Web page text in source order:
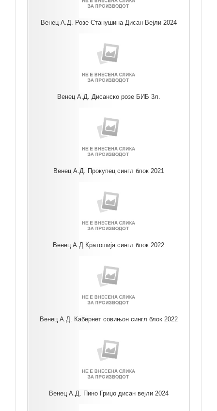
Венец А.Д. Розе Станушина Дисан Вејли 2024
Венец А.Д. Дисанско розе БИБ 3л.
Венец А.Д. Прокупец сингл блок 2021
Венец А.Д Кратошија сингл блок 2022
Венец А.Д. Кабернет совињон сингл блок 2022
Венец А.Д. Пино Гриџо дисан вејли 2024